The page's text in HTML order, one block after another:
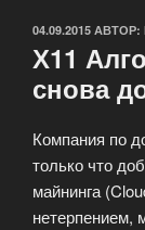
ОПУБЛИКОВАНО
04.09.2015 АВТОР:
Х11
снова
Компания по
только что
майнинга
нетерпением,